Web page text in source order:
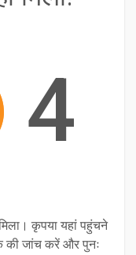
4
कृपया यहां पहुंचने
की जांच करें और पुनः